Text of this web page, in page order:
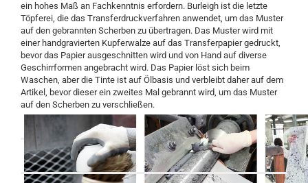
ein hohes Maß an Fachkenntnis erfordern. Burleigh ist die letzte
Töpferei, die das Transferdruckverfahren anwendet, um das Muster
auf den gebrannten Scherben zu übertragen. Das Muster wird mit
einer handgravierten Kupferwalze auf das Transferpapier gedruckt,
bevor das Papier ausgeschnitten wird und von Hand auf diverse
Geschirrformen angebracht wird. Das Papier löst sich beim
Waschen, aber die Tinte ist auf Ölbasis und verbleibt daher auf dem
Artikel, bevor dieser ein zweites Mal gebrannt wird, um das Muster
auf den Scherben zu verschließen.